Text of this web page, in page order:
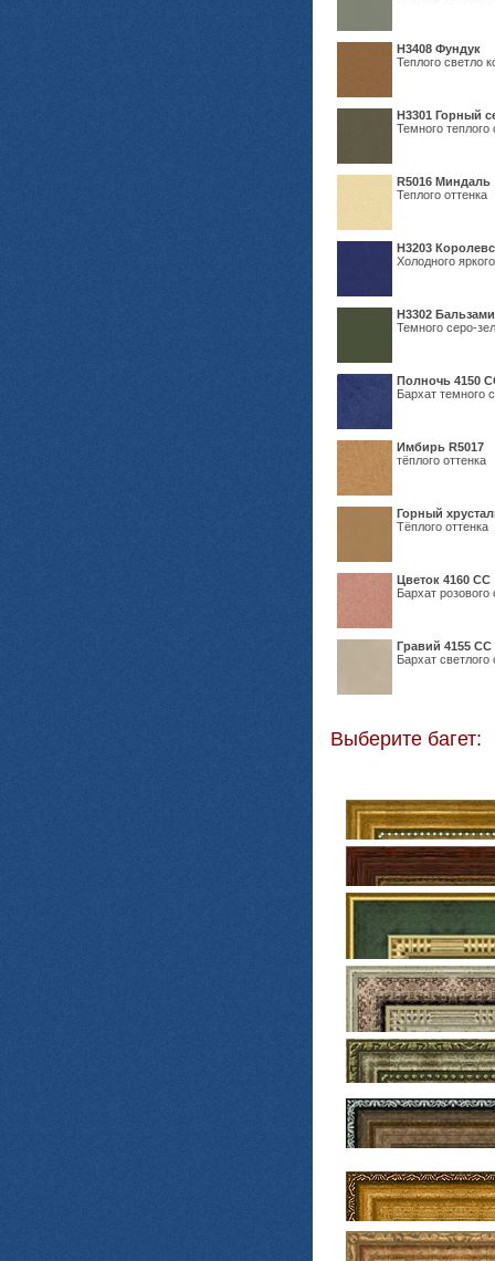
Н3408 Фундук
Теплого светло
Н3301 Горный
Темного теплого
R5016 Миндаль
Теплого оттенка
Н3203
Холодного
Н3302
Темного серо-
Полночь 4150
Бархат темного
Имбирь R5017
тёплого оттенка
Горный
Тёплого оттенка
Цветок 4160 СС
Бархат розового
Гравий 4155 СС
Бархат светлого
Выберите багет: